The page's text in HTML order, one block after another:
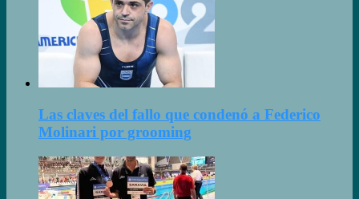
Las claves del fallo que condenó a Federico
Molinari por grooming